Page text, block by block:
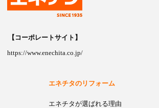
【コーポレートサイト】
https://www.enechita.co.jp/
エネチタのリフォーム
エネチタが選ばれる理由